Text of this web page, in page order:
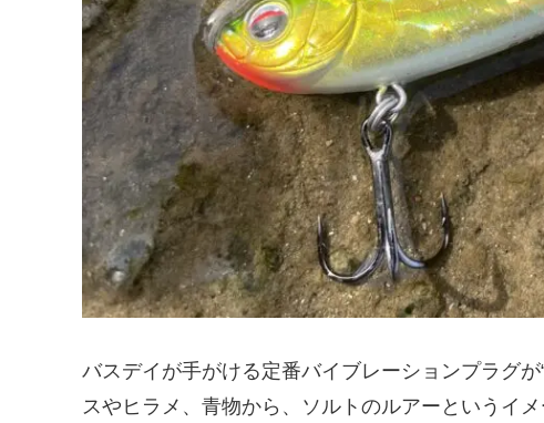
バスデイが手がける定番バイブレーションプラグ
スやヒラメ、青物から、ソルトのルアーというイ